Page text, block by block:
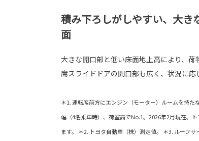
積み下ろしがしやすい、大き
面
大きな開口部と低い床面地上高により、
席スライドドアの開口部も広く、状況に応
＊1. 運転席前方にエンジン（モーター）ルームを持
幅（4名乗車時）、荷室高でNo.1。2026年2月現在。
ます。 ＊2. トヨタ自動車（株）測定値。 ＊3. ルーフ